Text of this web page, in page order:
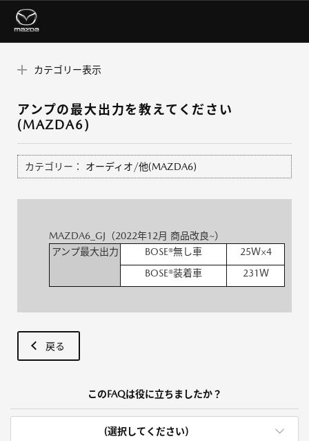
カテゴリー表示
アンプの最大出力を教えてください
(MAZDA6)
カテゴリー： オーディオ/他(MAZDA6)
MAZDA6_GJ（2022年12月 商品改良~）
アンプ最大出力
BOSE®無し車
25Ｗ×4
BOSE®装着車
231Ｗ
戻る
このFAQは役に立ちましたか？
(選択してください)